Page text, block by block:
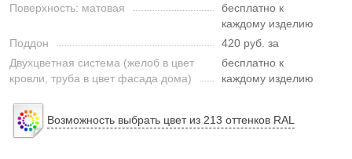
Поверхность: матовая
бесплатно к
каждому изделию
Поддон
420 руб. за
Двухцветная система (желоб в цвет
кровли, труба в цвет фасада дома)
бесплатно к
каждому изделию
Возможность выбрать цвет из 213 оттенков RAL